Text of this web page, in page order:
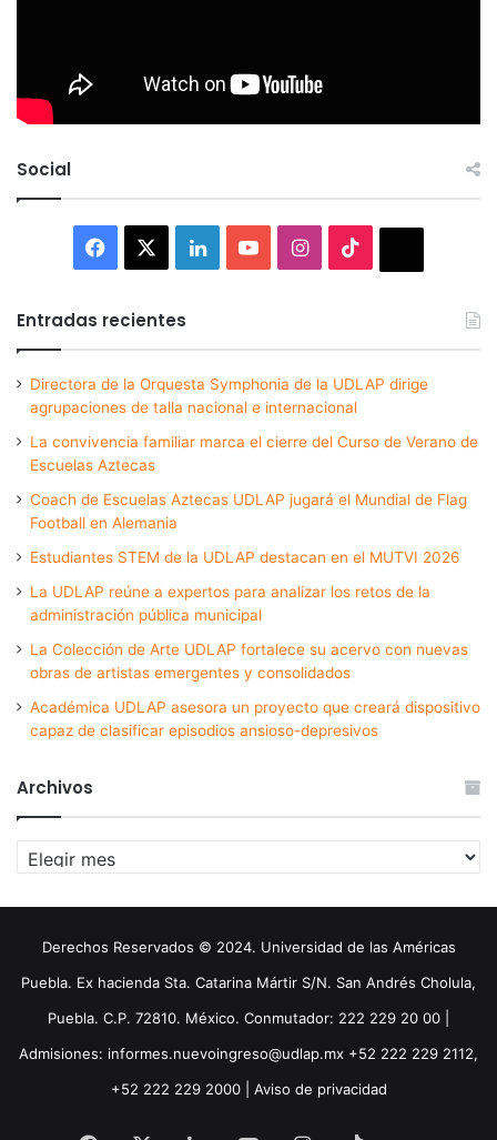
Social
Facebook LinkedInYouTubeInstagram
Entradas recientes
Directora de la Orquesta Symphonia de la UDLAP dirige
agrupaciones de talla nacional e internacional
La convivencia familiar marca el cierre del Curso de Verano de
Escuelas Aztecas
Coach de Escuelas Aztecas UDLAP jugará el Mundial de Flag
Football en Alemania
Estudiantes STEM de la UDLAP destacan en el MUTVI 2026
La UDLAP reúne a expertos para analizar los retos de la
administración pública municipal
La Colección de Arte UDLAP fortalece su acervo con nuevas
obras de artistas emergentes y consolidados
Académica UDLAP asesora un proyecto que creará dispositivo
capaz de clasificar episodios ansioso-depresivos
Archivos
Archivos
Derechos Reservados © 2024. Universidad de las Américas
Puebla. Ex hacienda Sta. Catarina Mártir S/N. San Andrés Cholula,
Puebla. C.P. 72810. México. Conmutador: 222 229 20 00 |
Admisiones: informes.nuevoingreso@udlap.mx +52 222 229 2112,
+52 222 229 2000 | Aviso de privacidad